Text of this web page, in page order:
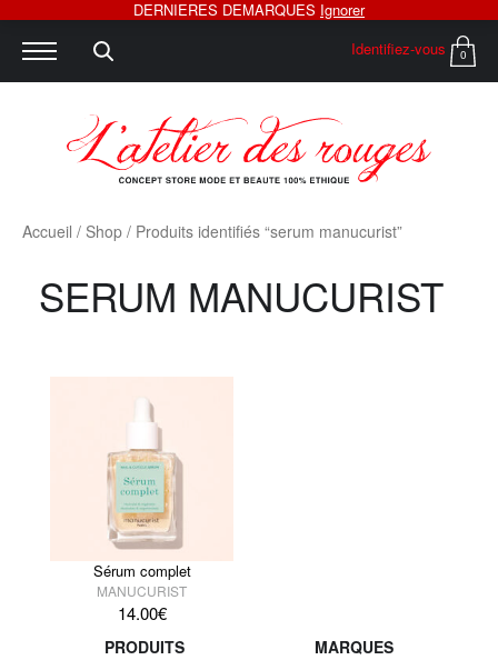
Identifiez-vous 0
Accueil / Shop / Produits identifiés “serum manucurist”
SERUM MANUCURIST
Sérum complet
MANUCURIST
14.00€
PRODUITS
MARQUES
DERNIERES DEMARQUES Ignorer